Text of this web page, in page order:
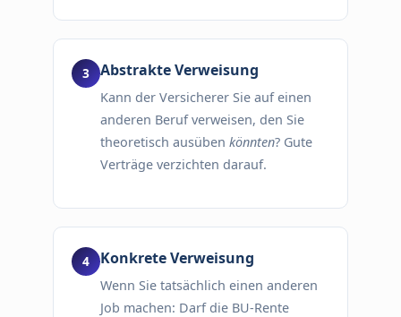
Abstrakte Verweisung
Kann der Versicherer Sie auf einen
anderen Beruf verweisen, den Sie
theoretisch ausüben könnten? Gute
Verträge verzichten darauf.
Konkrete Verweisung
Wenn Sie tatsächlich einen anderen
Job machen: Darf die BU-Rente